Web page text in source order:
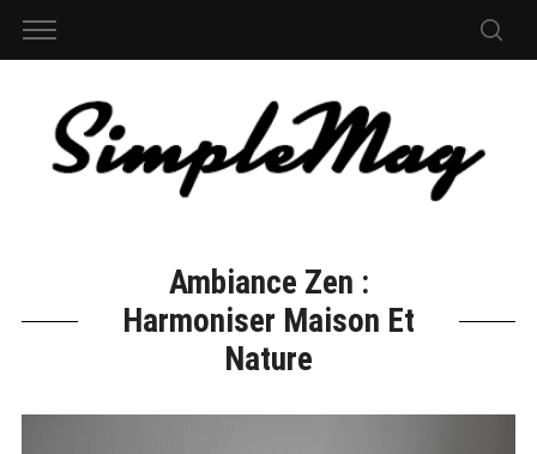
Ambiance Zen :
Harmoniser Maison Et
Nature